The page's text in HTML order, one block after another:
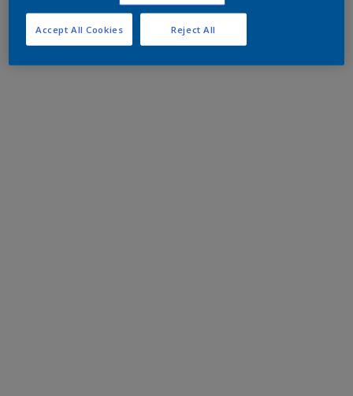
Reject All
Accept All Cookies